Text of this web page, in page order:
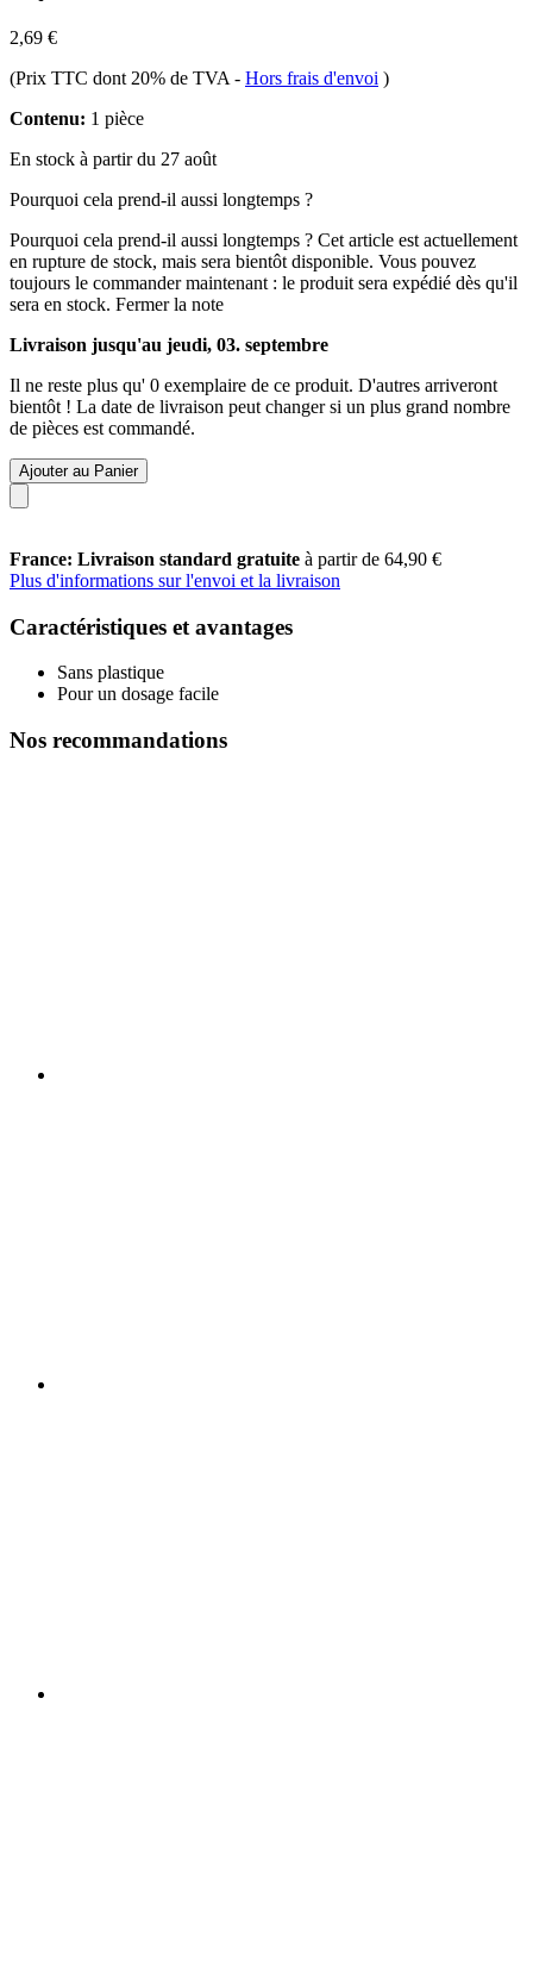
2,69 €
(Prix TTC dont 20% de TVA - Hors frais d'envoi )
Contenu: 1 pièce
En stock à partir du 27 août
Pourquoi cela prend-il aussi longtemps ?
Pourquoi cela prend-il aussi longtemps ? Cet article est actuellement
en rupture de stock, mais sera bientôt disponible. Vous pouvez
toujours le commander maintenant : le produit sera expédié dès qu'il
sera en stock. Fermer la note
Livraison jusqu'au jeudi, 03. septembre
Il ne reste plus qu' 0 exemplaire de ce produit. D'autres arriveront
bientôt ! La date de livraison peut changer si un plus grand nombre
de pièces est commandé.
Ajouter au Panier
France: Livraison standard gratuite à partir de 64,90 €
Plus d'informations sur l'envoi et la livraison
Caractéristiques et avantages
Sans plastique
Pour un dosage facile
Nos recommandations